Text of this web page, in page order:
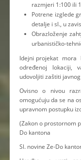
razmjeri 1:100 ili
Potrene izglede
detalje i sl., u
Obrazloženje
urbanističko-
Idejni projekat mora
određenoj lokaciji,
udovoljiti zaštiti
Ovisno o nivou
omogućuju da se na
upravnom postupku
(Zakon o prostornom
Do kantona
Sl. novine Ze-Do